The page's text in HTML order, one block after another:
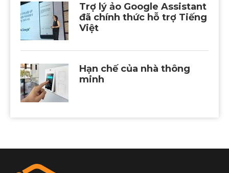
Trợ lý ảo Google Assistant
đã chính thức hỗ trợ Tiếng
Việt
Hạn chế của nhà thông
minh